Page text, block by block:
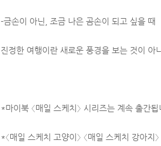
-금손이 아닌, 조금 나은 곰손이 되고 싶을 때
진정한 여행이란 새로운 풍경을 보는 것이 아
*마이북 〈매일 스케치〉 시리즈는 계속 출간됩
*〈매일 스케치 고양이〉 〈매일 스케치 강아지